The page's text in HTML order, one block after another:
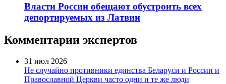
Власти России обещают обустроить всех
депортируемых из Латвии
Комментарии экспертов
31 июл 2026
Не случайно противники единства Беларуси и России и
Православной Церкви часто одни и те же люди